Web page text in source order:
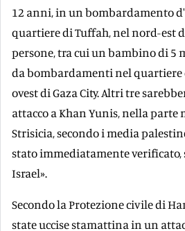
12 anni, in un bombardamento
quartiere di Tuffah, nel nord-est
persone, tra cui un bambino di 5
da bombardamenti nel quartiere
ovest di Gaza City. Altri tre
attacco a Khan Yunis, nella
Strisicia, secondo i media
stato immediatamente verificato,
Israel».
Secondo la Protezione civile di
state uccise stamattina in un